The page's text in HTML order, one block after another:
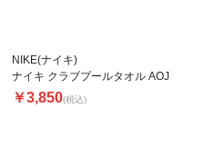
NIKE(ナイキ)
ナイキ クラブプールタオル AOJ
￥3,850(税込)